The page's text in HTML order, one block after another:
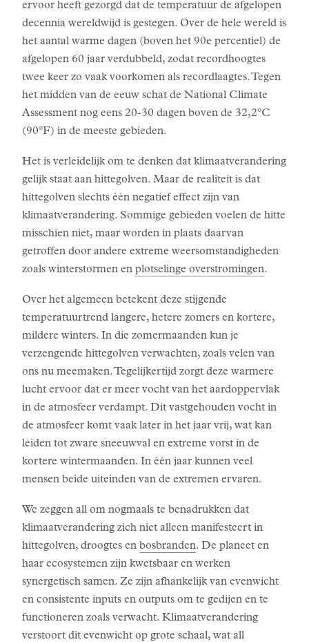
ervoor heeft gezorgd dat de temperatuur de afgelopen
decennia wereldwijd is gestegen. Over de hele wereld is
het aantal warme dagen (boven het 90e percentiel) de
afgelopen 60 jaar verdubbeld, zodat recordhoogtes
twee keer zo vaak voorkomen als recordlaagtes. Tegen
het midden van de eeuw schat de National Climate
Assessment nog eens 20-30 dagen boven de 32,2°C
(90°F) in de meeste gebieden.
Het is verleidelijk om te denken dat klimaatverandering
gelijk staat aan hittegolven. Maar de realiteit is dat
hittegolven slechts één negatief effect zijn van
klimaatverandering. Sommige gebieden voelen de hitte
misschien niet, maar worden in plaats daarvan
getroffen door andere extreme weersomstandigheden
zoals winterstormen en plotselinge overstromingen.
Over het algemeen betekent deze stijgende
temperatuurtrend langere, hetere zomers en kortere,
mildere winters. In die zomermaanden kun je
verzengende hittegolven verwachten, zoals velen van
ons nu meemaken. Tegelijkertijd zorgt deze warmere
lucht ervoor dat er meer vocht van het aardoppervlak
in de atmosfeer verdampt. Dit vastgehouden vocht in
de atmosfeer komt vaak later in het jaar vrij, wat kan
leiden tot zware sneeuwval en extreme vorst in de
kortere wintermaanden. In één jaar kunnen veel
mensen beide uiteinden van de extremen ervaren.
We zeggen all om nogmaals te benadrukken dat
klimaatverandering zich niet alleen manifesteert in
hittegolven, droogtes en bosbranden. De planeet en
haar ecosystemen zijn kwetsbaar en werken
synergetisch samen. Ze zijn afhankelijk van evenwicht
en consistente inputs en outputs om te gedijen en te
functioneren zoals verwacht. Klimaatverandering
verstoort dit evenwicht op grote schaal, wat all